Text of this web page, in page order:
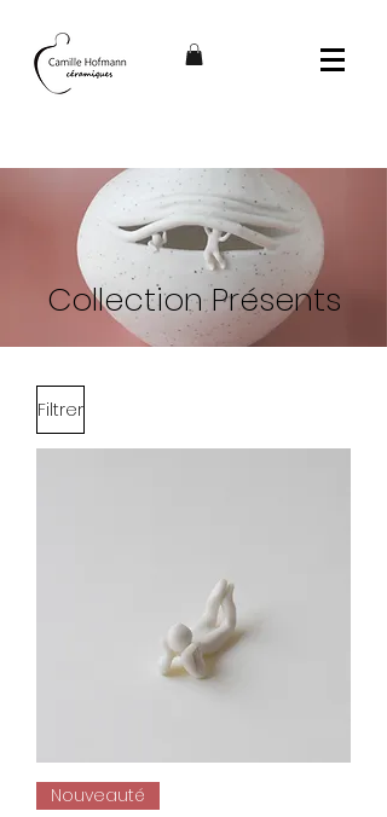
Collection Présents
Filtrer
Nouveauté